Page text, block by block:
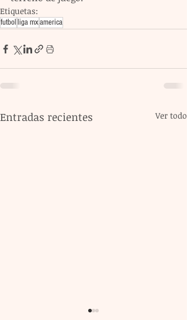
Etiquetas:
futbolliga mxamerica
Entradas recientes Ver todo